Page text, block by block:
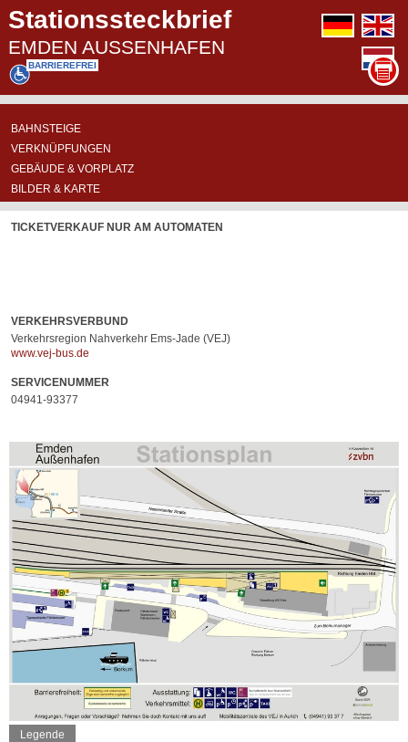
Stationssteckbrief
EMDEN AUSSENHAFEN
BARRIEREFREI
deutsch
BASIS-
INFORMATIONEN
ÜBERSICHTSKARTE
ABFAHRTSPOSITIONEN
BAHNSTEIGE
VERKNÜPFUNGEN
GEBÄUDE & VORPLATZ
BILDER & KARTE
TICKETVERKAUF NUR AM AUTOMATEN
VERKEHRSVERBUND
Verkehrsregion Nahverkehr Ems-Jade (VEJ)
www.vej-bus.de
SERVICENUMMER
04941-93377
Legende